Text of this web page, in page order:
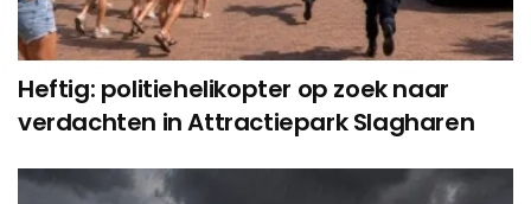
Heftig: politiehelikopter op zoek naar
verdachten in Attractiepark Slagharen